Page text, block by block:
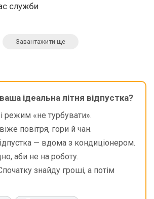
служби
Завантажити ще
ідеальна літня відпустка?
режим «не турбувати».
повітря, гори й чан.
— вдома з кондиціонером.
аби не на роботу.
знайду гроші, а потім